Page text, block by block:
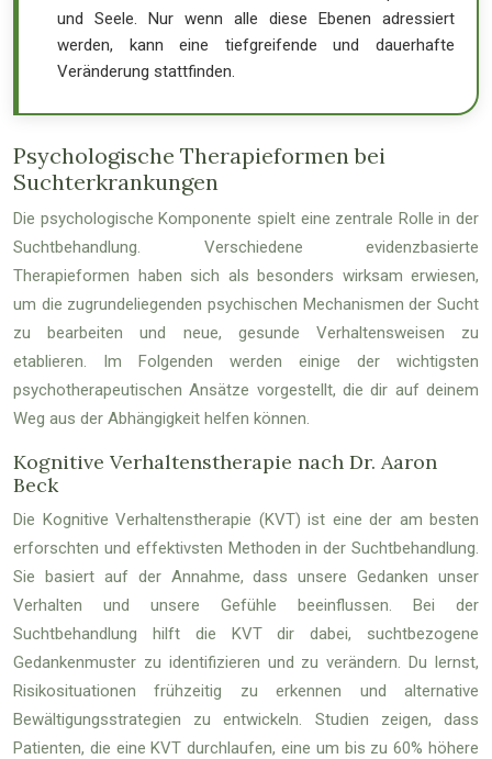
und Seele. Nur wenn alle diese Ebenen adressiert
werden, kann eine tiefgreifende und dauerhafte
Veränderung stattfinden.
Psychologische Therapieformen bei
Suchterkrankungen
Die psychologische Komponente spielt eine zentrale Rolle in der
Suchtbehandlung. Verschiedene evidenzbasierte
Therapieformen haben sich als besonders wirksam erwiesen,
um die zugrundeliegenden psychischen Mechanismen der Sucht
zu bearbeiten und neue, gesunde Verhaltensweisen zu
etablieren. Im Folgenden werden einige der wichtigsten
psychotherapeutischen Ansätze vorgestellt, die dir auf deinem
Weg aus der Abhängigkeit helfen können.
Kognitive Verhaltenstherapie nach Dr. Aaron
Beck
Die Kognitive Verhaltenstherapie (KVT) ist eine der am besten
erforschten und effektivsten Methoden in der Suchtbehandlung.
Sie basiert auf der Annahme, dass unsere Gedanken unser
Verhalten und unsere Gefühle beeinflussen. Bei der
Suchtbehandlung hilft die KVT dir dabei, suchtbezogene
Gedankenmuster zu identifizieren und zu verändern. Du lernst,
Risikosituationen frühzeitig zu erkennen und alternative
Bewältigungsstrategien zu entwickeln. Studien zeigen, dass
Patienten, die eine KVT durchlaufen, eine um bis zu 60% höhere